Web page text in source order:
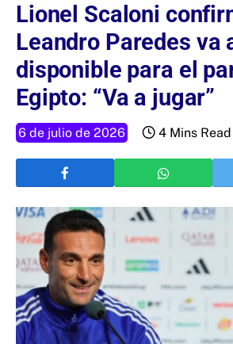
Lionel Scaloni
Leandro Paredes va
disponible para el
Egipto: “Va a jugar”
6 de julio de 2026 4 Mins Read